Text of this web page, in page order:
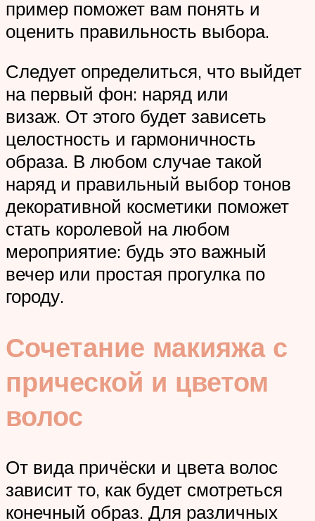
пример поможет вам понять и
оценить правильность выбора.
Следует определиться, что выйдет
на первый фон: наряд или
визаж. От этого будет зависеть
целостность и гармоничность
образа. В любом случае такой
наряд и правильный выбор тонов
декоративной косметики поможет
стать королевой на любом
мероприятие: будь это важный
вечер или простая прогулка по
городу.
Сочетание макияжа с
прической и цветом
волос
От вида причёски и цвета волос
зависит то, как будет смотреться
конечный образ. Для различных